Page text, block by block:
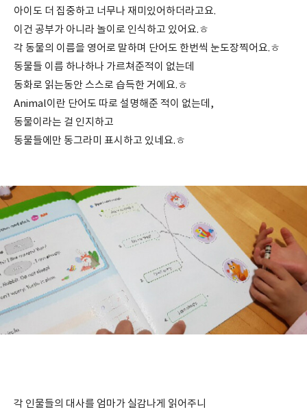
아이도 더 집중하고 너무나 재미있어하더라고요.
이건 공부가 아니라 놀이로 인식하고 있어요.ㅎ
각 동물의 이름을 영어로 말하며 단어도 한번씩 눈도장찍어요.ㅎ
동물들 이름 하나하나 가르쳐준적이 없는데
동화로 읽는동안 스스로 습득한 거에요.ㅎ
Animal이란 단어도 따로 설명해준 적이 없는데,
동물이라는 걸 인지하고
동물들에만 동그라미 표시하고 있네요.ㅎ
각 인물들의 대사를 엄마가 실감나게 읽어주니